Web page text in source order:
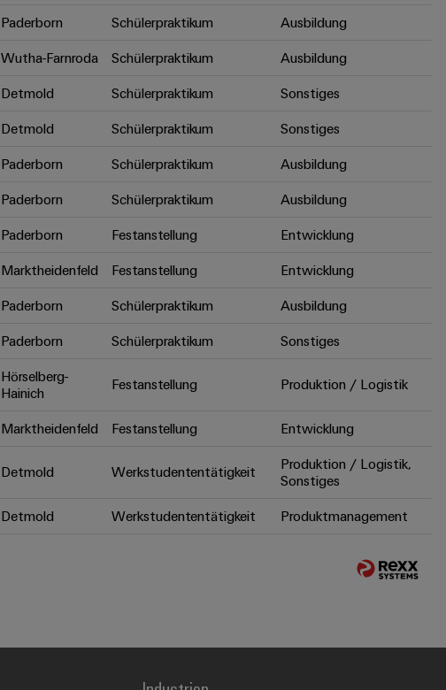
Paderborn Schülerpraktikum
Ausbildung
Wutha-Farnroda Schülerpraktikum
Ausbildung
Detmold Schülerpraktikum
Sonstiges
Detmold Schülerpraktikum
Sonstiges
Paderborn Schülerpraktikum
Ausbildung
Paderborn Schülerpraktikum
Ausbildung
Paderborn Festanstellung
Entwicklung
Marktheidenfeld Festanstellung
Entwicklung
Paderborn Schülerpraktikum
Ausbildung
Paderborn Schülerpraktikum Sonstiges
Hörselberg-
Hainich
Festanstellung Produktion / Logistik
Marktheidenfeld Festanstellung Entwicklung
Detmold Werkstudententätigkeit
Produktion / Logistik,
Sonstiges
Detmold Werkstudententätigkeit Produktmanagement